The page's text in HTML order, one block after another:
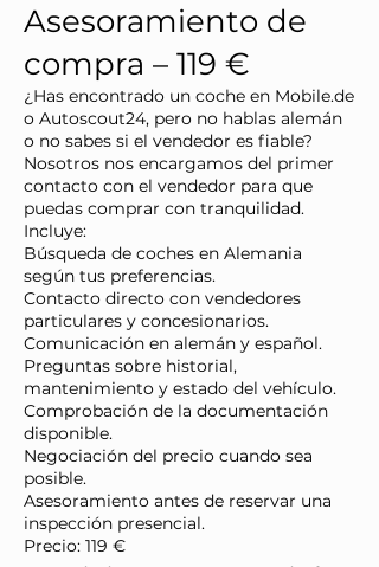
Asesoramiento de
compra – 119 €
¿Has encontrado un coche en Mobile.de
o Autoscout24, pero no hablas alemán
o no sabes si el vendedor es fiable?
Nosotros nos encargamos del primer
contacto con el vendedor para que
puedas comprar con tranquilidad.
Incluye:
Búsqueda de coches en Alemania
según tus preferencias.
Contacto directo con vendedores
particulares y concesionarios.
Comunicación en alemán y español.
Preguntas sobre historial,
mantenimiento y estado del vehículo.
Comprobación de la documentación
disponible.
Negociación del precio cuando sea
posible.
Asesoramiento antes de reservar una
inspección presencial.
Precio: 119 €